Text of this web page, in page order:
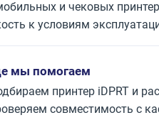
и чековых
к условиям
мы помогаем
принтер iDPRT и
совместимость с